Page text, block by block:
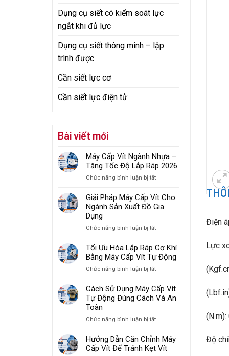
Dụng cụ siết có kiểm soát lực
ngắt khi đủ lực
Dụng cụ siết thông minh – lập
trình được
Cần siết lực cơ
Cần siết lực điện tử
Bài viết mới
Máy Cấp Vít Ngành Nhựa –
Tăng Tốc Độ Lắp Ráp 2026
Chức năng bình luận bị tắtở
Cấp
Vít
–
Tốc
Độ
Giải Pháp Máy Cấp Vít Cho
Ngành Sản Xuất Đồ Gia
Dụng
Chức năng bình luận bị tắtở
Pháp
Máy
Cấp
Vít
Ngành
Sản
Tối Ưu Hóa Lắp Ráp Cơ Khí
Bằng Máy Cấp Vít Tự Động
Chức năng bình luận bị tắtở
Ưu
Hóa
Cơ
Bằng
Máy
Cách Sử Dụng Máy Cấp Vít
Tự Động Đúng Cách Và An
Toàn
Chức năng bình luận bị tắtở
Sử
Dụng
Hướng Dẫn Căn Chỉnh Máy
Cấp Vít Để Tránh Kẹt Vít
Điện
Lực
Độ